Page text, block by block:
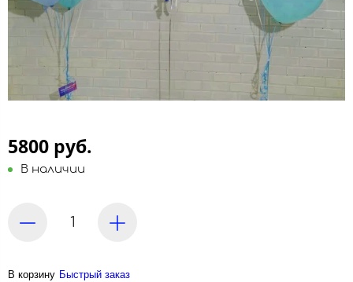
5800 руб.
В наличии
В корзину Быстрый заказ